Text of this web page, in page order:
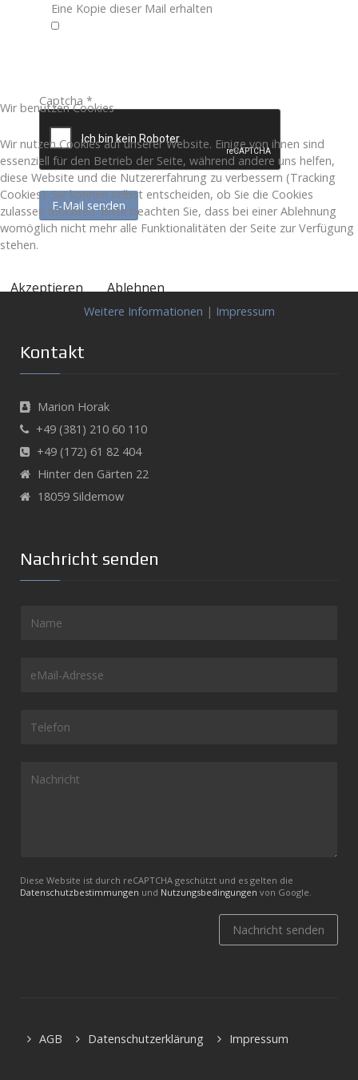
Eine Kopie dieser Mail erhalten
Captcha *
E-Mail senden
Kontakt
Marion Horak
+49 (381) 210 60 110
+49 (172) 61 82 404
Hinter den Gärten 22
18059 Sildemow
Nachricht senden
Diese Website ist durch reCAPTCHA geschützt und es gelten die
Datenschutzbestimmungen und Nutzungsbedingungen von Google.
Nachricht senden
AGB Datenschutzerklärung Impressum
Wir benutzen Cookies
Wir nutzen Cookies auf unserer Website. Einige von ihnen sind
essenziell für den Betrieb der Seite, während andere uns helfen,
diese Website und die Nutzererfahrung zu verbessern (Tracking
Cookies). Sie können selbst entscheiden, ob Sie die Cookies
zulassen möchten. Bitte beachten Sie, dass bei einer Ablehnung
womöglich nicht mehr alle Funktionalitäten der Seite zur Verfügung
stehen.
Akzeptieren Ablehnen
Weitere Informationen | Impressum